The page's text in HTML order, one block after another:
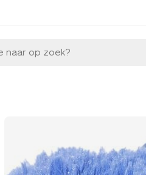
naar op zoek?